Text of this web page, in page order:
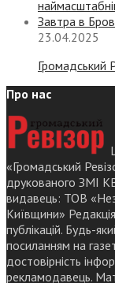
Завтра в
23.04.2025
Громадський
Про нас
«Громадський
друкованого ЗМІ
видавець: ТОВ
Київщини»
публікацій. Будь-
посиланням на
достовірність
рекламодавець.